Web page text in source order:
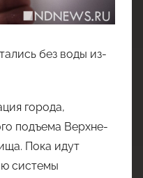
без воды из-
города,
подъема Верхне-
Пока идут
системы